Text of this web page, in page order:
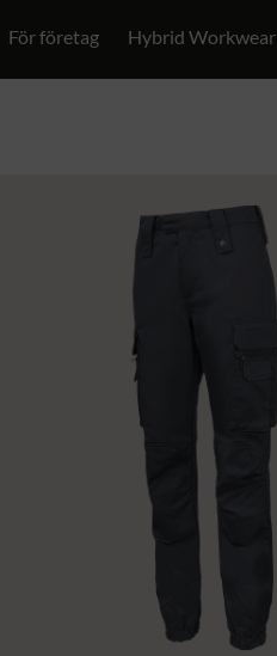
För företag Hybrid Workwear